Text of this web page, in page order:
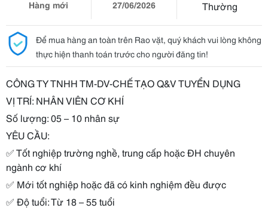
Hàng mới
27/06/2026
Thường
Để mua hàng an toàn trên Rao vặt, quý khách vui lòng không
thực hiện thanh toán trước cho người đăng tin!
CÔNG TY TNHH TM-DV-CHẾ TẠO Q&V TUYỂN DỤNG
VỊ TRÍ: NHÂN VIÊN CƠ KHÍ
Số lượng: 05 – 10 nhân sự
YÊU CẦU:
✅Tốt nghiệp trường nghề, trung cấp hoặc ĐH chuyên
ngành cơ khí
✅ Mới tốt nghiệp hoặc đã có kinh nghiệm đều được
✅ Độ tuổi: Từ 18 – 55 tuổi